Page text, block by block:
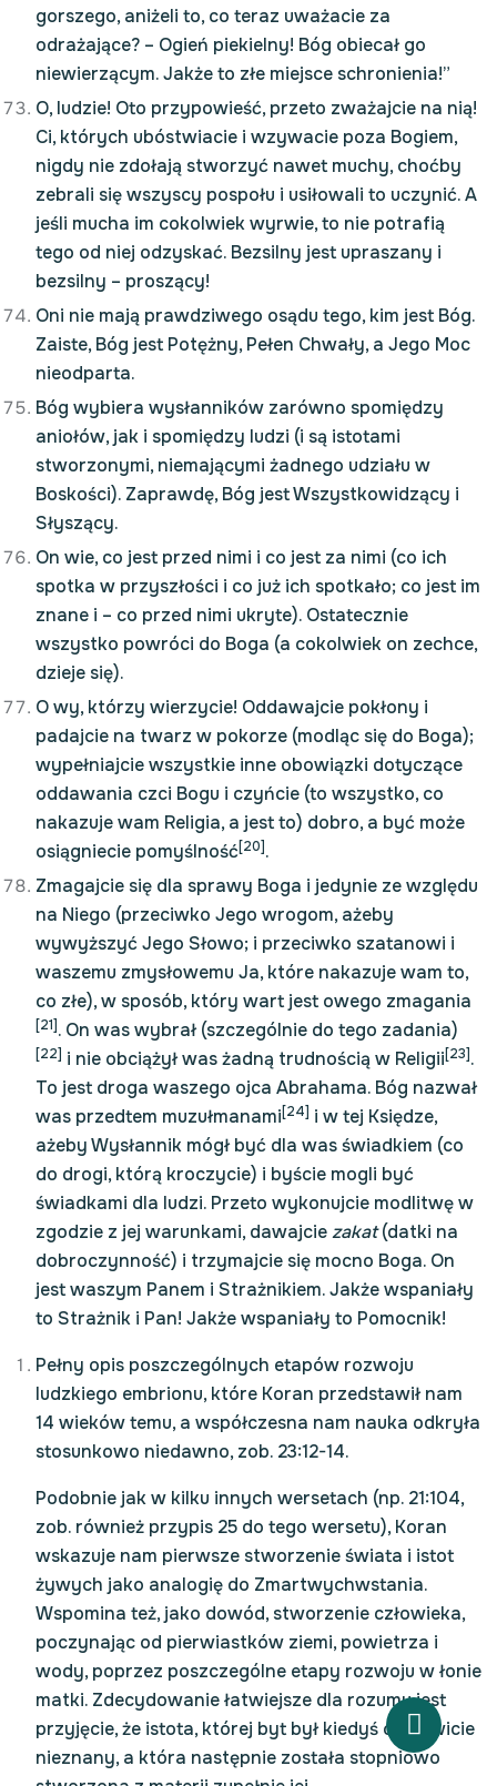
gorszego, aniżeli to, co teraz uważacie za
odrażające? – Ogień piekielny! Bóg obiecał go
niewierzącym. Jakże to złe miejsce schronienia!”
O, ludzie! Oto przypowieść, przeto zważajcie na nią!
Ci, których ubóstwiacie i wzywacie poza Bogiem,
nigdy nie zdołają stworzyć nawet muchy, choćby
zebrali się wszyscy pospołu i usiłowali to uczynić. A
jeśli mucha im cokolwiek wyrwie, to nie potrafią
tego od niej odzyskać. Bezsilny jest upraszany i
bezsilny – proszący!
Oni nie mają prawdziwego osądu tego, kim jest Bóg.
Zaiste, Bóg jest Potężny, Pełen Chwały, a Jego Moc
nieodparta.
Bóg wybiera wysłanników zarówno spomiędzy
aniołów, jak i spomiędzy ludzi (i są istotami
stworzonymi, niemającymi żadnego udziału w
Boskości). Zaprawdę, Bóg jest Wszystkowidzący i
Słyszący.
On wie, co jest przed nimi i co jest za nimi (co ich
spotka w przyszłości i co już ich spotkało; co jest im
znane i – co przed nimi ukryte). Ostatecznie
wszystko powróci do Boga (a cokolwiek on zechce,
dzieje się).
O wy, którzy wierzycie! Oddawajcie pokłony i
padajcie na twarz w pokorze (modląc się do Boga);
wypełniajcie wszystkie inne obowiązki dotyczące
oddawania czci Bogu i czyńcie (to wszystko, co
nakazuje wam Religia, a jest to) dobro, a być może
osiągniecie pomyślność[20].
Zmagajcie się dla sprawy Boga i jedynie ze względu
na Niego (przeciwko Jego wrogom, ażeby
wywyższyć Jego Słowo; i przeciwko szatanowi i
waszemu zmysłowemu Ja, które nakazuje wam to,
co złe), w sposób, który wart jest owego zmagania
[21]. On was wybrał (szczególnie do tego zadania)
[22] i nie obciążył was żadną trudnością w Religii[23].
To jest droga waszego ojca Abrahama. Bóg nazwał
was przedtem muzułmanami[24] i w tej Księdze,
ażeby Wysłannik mógł być dla was świadkiem (co
do drogi, którą kroczycie) i byście mogli być
świadkami dla ludzi. Przeto wykonujcie modlitwę w
zgodzie z jej warunkami, dawajciezakat(datki na
dobroczynność) i trzymajcie się mocno Boga. On
jest waszym Panem i Strażnikiem. Jakże wspaniały
to Strażnik i Pan! Jakże wspaniały to Pomocnik!
Pełny opis poszczególnych etapów rozwoju
ludzkiego embrionu, które Koran przedstawił nam
14 wieków temu, a współczesna nam nauka odkryła
stosunkowo niedawno, zob. 23:12-14.
Podobnie jak w kilku innych wersetach (np. 21:104,
zob. również przypis 25 do tego wersetu), Koran
wskazuje nam pierwsze stworzenie świata i istot
żywych jako analogię do Zmartwychwstania.
Wspomina też, jako dowód, stworzenie człowieka,
poczynając od pierwiastków ziemi, powietrza i
wody, poprzez poszczególne etapy rozwoju w łonie
matki. Zdecydowanie łatwiejsze dla rozumu jest
przyjęcie, że istota, której byt był kiedyś całkowicie
nieznany, a która następnie została stopniowo